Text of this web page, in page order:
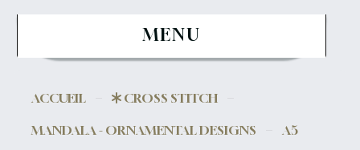
MENU
ACCUEIL
CROSS STITCH
MANDALA - ORNAMENTAL DESIGNS
A5